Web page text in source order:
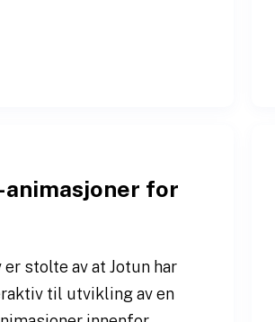
for
stolte av at Jotun har
til utvikling av en